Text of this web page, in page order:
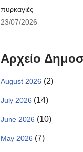
πυρκαγιές
23/07/2026
Αρχείο
August 2026 (2)
July 2026 (14)
June 2026 (10)
May 2026 (7)